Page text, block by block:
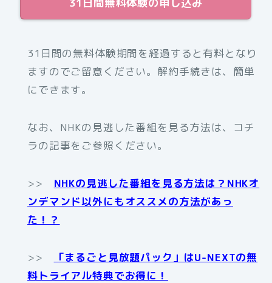
31日間の無料体験期間を経過すると有料となり
ますのでご留意ください。解約手続きは、簡単
にできます。
なお、NHKの見逃した番組を見る方法は、コチ
ラの記事をご参照ください。
>> NHKの見逃した番組を見る方法は？NHKオ
ンデマンド以外にもオススメの方法があっ
た！？
>>
「まるごと見放題パック」はU-NEXTの無
料トライアル特典でお得に！